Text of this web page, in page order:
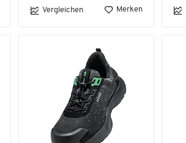
Vergleichen Merken